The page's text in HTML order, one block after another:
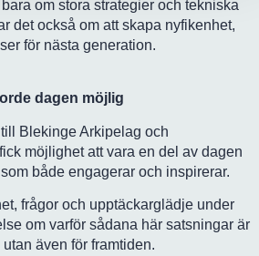
om stora strategier och tekniska
det också om att skapa nyfikenhet,
för nästa generation.
dagen möjlig
Blekinge Arkipelag och
möjlighet att vara en del av dagen
både engagerar och inspirerar.
frågor och upptäckarglädje under
om varför sådana här satsningar är
även för framtiden.